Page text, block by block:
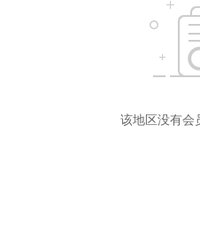
该地区没有会